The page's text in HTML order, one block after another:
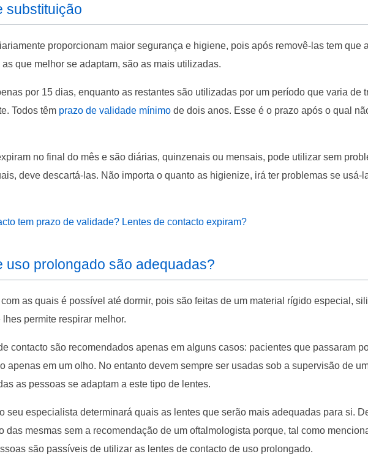
substituição
proporcionam maior segurança e higiene, pois após removê-las tem que
que melhor se adaptam, são as mais utilizadas.
por 15 dias, enquanto as restantes são utilizadas por um período que varia de
Todos têm prazo de validade mínimo de dois anos. Esse é o prazo após o qual
no final do mês e são diárias, quinzenais ou mensais, pode utilizar sem
deve descartá-las. Não importa o quanto as higienize, irá ter problemas se usá-
tem prazo de validade? Lentes de contacto expiram?
uso prolongado são adequadas?
as quais é possível até dormir, pois são feitas de um material rígido especial,
permite respirar melhor.
contacto são recomendados apenas em alguns casos: pacientes que passaram
apenas em um olho. No entanto devem sempre ser usadas sob a supervisão de
as pessoas se adaptam a este tipo de lentes.
seu especialista determinará quais as lentes que serão mais adequadas para si.
das mesmas sem a recomendação de um oftalmologista porque, tal como
são passíveis de utilizar as lentes de contacto de uso prolongado.